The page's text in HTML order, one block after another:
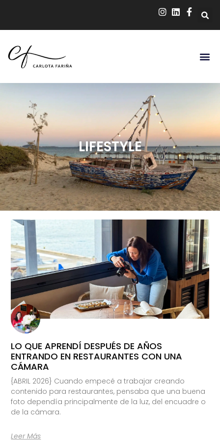
LIFESTYLE
LO QUE APRENDÍ DESPUÉS DE AÑOS
ENTRANDO EN RESTAURANTES CON UNA
CÁMARA
{ABRIL 2026} Cuando empecé a trabajar creando
contenido para restaurantes, pensaba que una buena
foto dependía principalmente de la luz, del encuadre o
de la cámara.
Leer Más